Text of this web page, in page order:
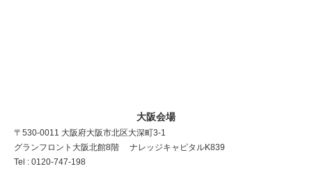
大阪会場
〒530-0011 大阪府大阪市北区大深町3-1
グランフロント大阪北館8階 ナレッジキャピタルK839
Tel : 0120-747-198